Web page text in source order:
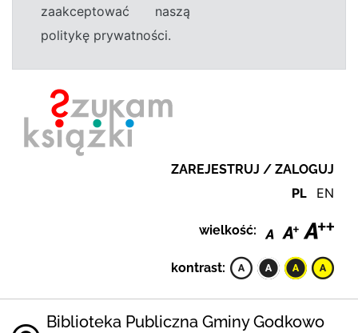
zaakceptować naszą
politykę prywatności.
ZAREJESTRUJ / ZALOGUJ
PL EN
wielkość:
kontrast:
Biblioteka Publiczna Gminy Godkowo